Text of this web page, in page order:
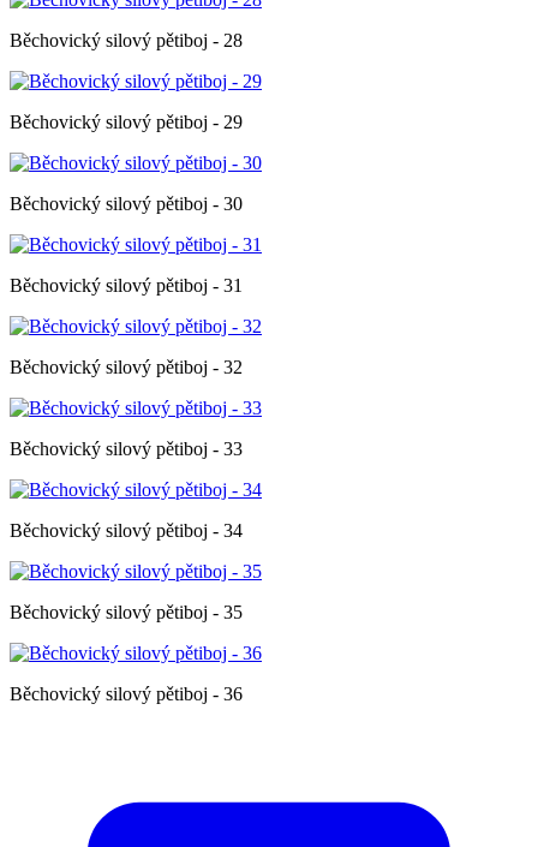
Běchovický silový pětiboj - 28
Běchovický silový pětiboj - 29
Běchovický silový pětiboj - 30
Běchovický silový pětiboj - 31
Běchovický silový pětiboj - 32
Běchovický silový pětiboj - 33
Běchovický silový pětiboj - 34
Běchovický silový pětiboj - 35
Běchovický silový pětiboj - 36